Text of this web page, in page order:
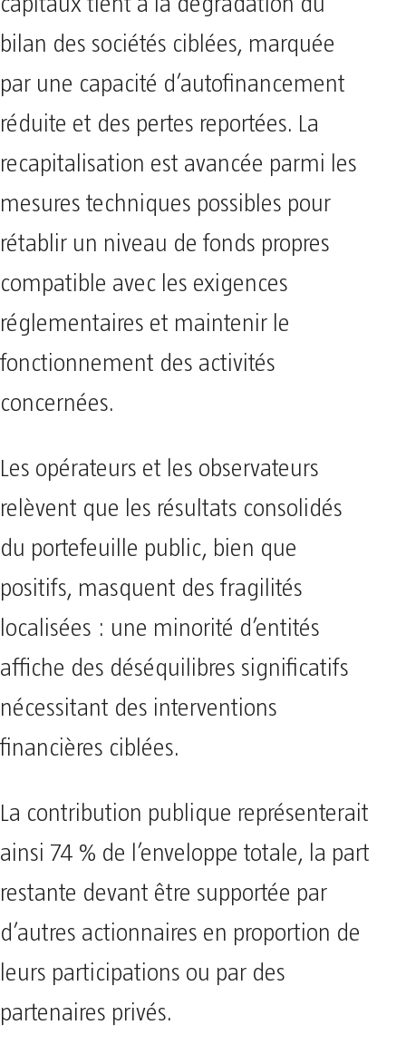
bilan des sociétés ciblées, marquée
par une capacité d’autofinancement
réduite et des pertes reportées. La
recapitalisation est avancée parmi les
mesures techniques possibles pour
rétablir un niveau de fonds propres
compatible avec les exigences
réglementaires et maintenir le
fonctionnement des activités
concernées.
Les opérateurs et les observateurs
relèvent que les résultats consolidés
du portefeuille public, bien que
positifs, masquent des fragilités
localisées : une minorité d’entités
affiche des déséquilibres significatifs
nécessitant des interventions
financières ciblées.
La contribution publique représenterait
ainsi 74 % de l’enveloppe totale, la part
restante devant être supportée par
d’autres actionnaires en proportion de
leurs participations ou par des
partenaires privés.